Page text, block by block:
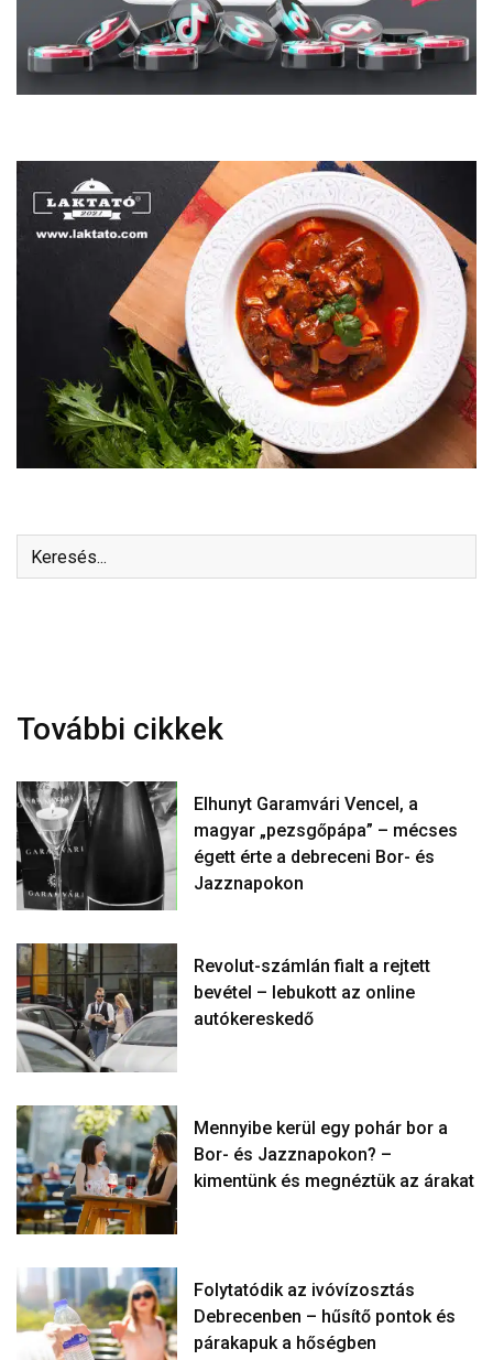
További cikkek
Elhunyt Garamvári Vencel, a
magyar „pezsgőpápa” – mécses
égett érte a debreceni Bor- és
Jazznapokon
Revolut-számlán fialt a rejtett
bevétel – lebukott az online
autókereskedő
Mennyibe kerül egy pohár bor a
Bor- és Jazznapokon? –
kimentünk és megnéztük az árakat
Folytatódik az ivóvízosztás
Debrecenben – hűsítő pontok és
párakapuk a hőségben